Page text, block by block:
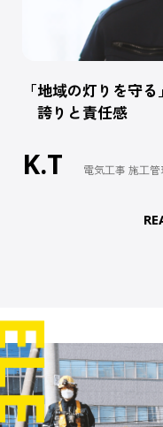
「地域の灯りを守る」
誇りと責任感
K.T 電気⼯事 施⼯